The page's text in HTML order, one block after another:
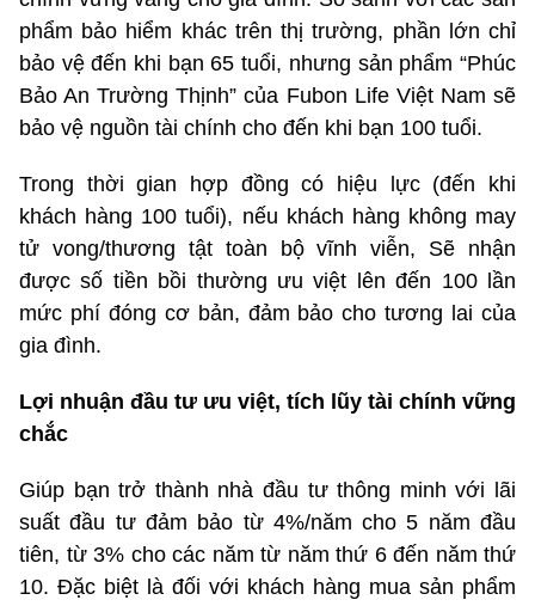
phẩm bảo hiểm khác trên thị trường, phần lớn chỉ
bảo vệ đến khi bạn 65 tuổi, nhưng sản phẩm “Phúc
Bảo An Trường Thịnh” của Fubon Life Việt Nam sẽ
bảo vệ nguồn tài chính cho đến khi bạn 100 tuổi.
Trong thời gian hợp đồng có hiệu lực (đến khi
khách hàng 100 tuổi), nếu khách hàng không may
tử vong/thương tật toàn bộ vĩnh viễn, Sẽ nhận
được số tiền bồi thường ưu việt lên đến 100 lần
mức phí đóng cơ bản, đảm bảo cho tương lai của
gia đình.
Lợi nhuận đầu tư ưu việt, tích lũy tài chính vững
chắc
Giúp bạn trở thành nhà đầu tư thông minh với lãi
suất đầu tư đảm bảo từ 4%/năm cho 5 năm đầu
tiên, từ 3% cho các năm từ năm thứ 6 đến năm thứ
10. Đặc biệt là đối với khách hàng mua sản phẩm